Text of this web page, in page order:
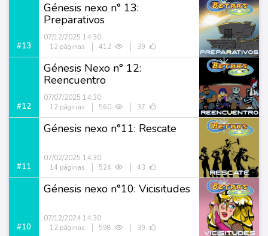
#13
Génesis nexo n° 13:
Preparativos
07/12/2025 14:30
12 páginas 412 39
#12
Génesis Nexo n° 12:
Reencuentro
07/07/2025 14:30
12 páginas 560 37
#11
Génesis nexo n°11: Rescate
07/02/2025 14:30
14 páginas 524 43
#10
Génesis nexo n°10: Vicisitudes
07/12/2024 14:30
12 páginas 598 39